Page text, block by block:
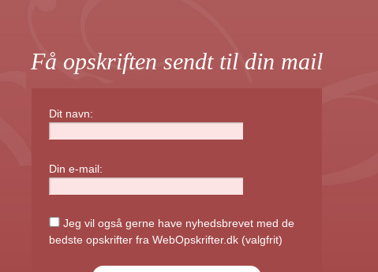
Få opskriften sendt til din mail
Dit navn:
Din e-mail:
Jeg vil også gerne have nyhedsbrevet med de
bedste opskrifter fra WebOpskrifter.dk (valgfrit)